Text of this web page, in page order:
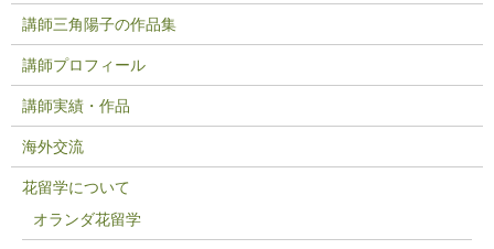
講師三角陽子の作品集
講師プロフィール
講師実績・作品
海外交流
花留学について
オランダ花留学